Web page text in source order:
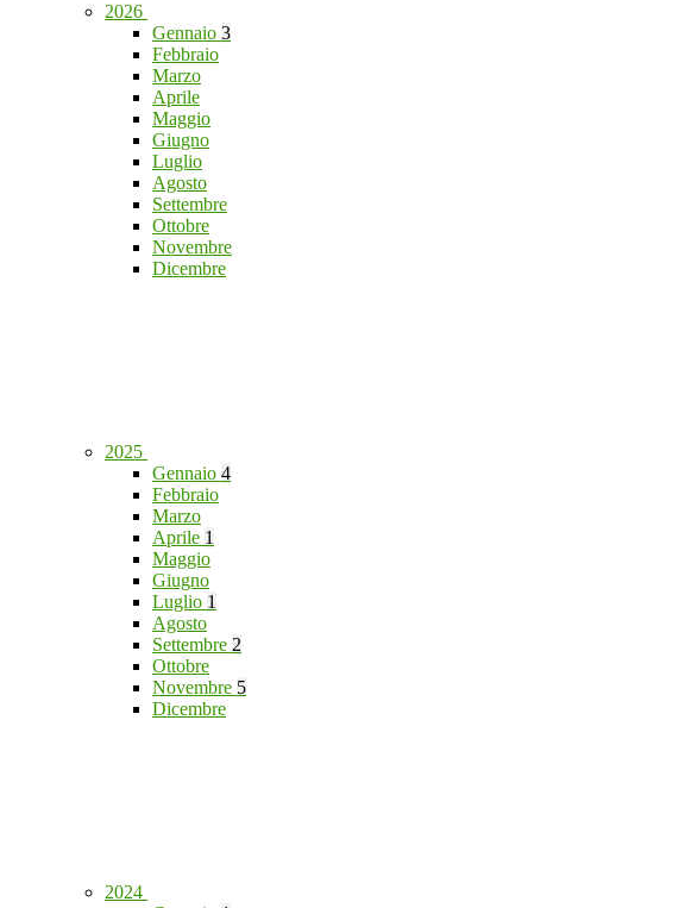
2026
Gennaio 3
Febbraio
Marzo
Aprile
Maggio
Giugno
Luglio
Agosto
Settembre
Ottobre
Novembre
Dicembre
2025
Gennaio 4
Febbraio
Marzo
Aprile 1
Maggio
Giugno
Luglio 1
Agosto
Settembre 2
Ottobre
Novembre 5
Dicembre
2024